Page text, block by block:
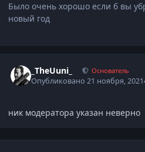
Было очень хорошо если б вы
новый год
_TheUuni_ Основатель
Опубликовано21 ноября, 2021
ник модератора указан неверно